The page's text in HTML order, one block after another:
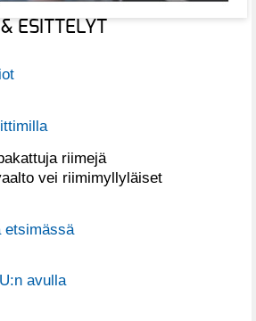
ESITTELYT
riimejä
vei riimimyllyläiset
etsimässä
avulla